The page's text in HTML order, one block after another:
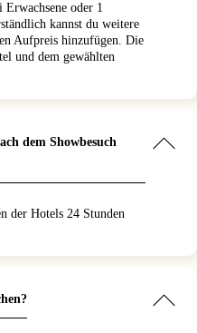
oder 1
kannst du weitere
Aufpreis hinzufügen. Die
und dem gewählten
dem Showbesuch
der Hotels 24 Stunden